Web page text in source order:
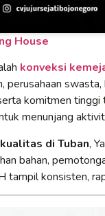
House
konveksi
perusahaan
komitmen
menunjang
di Tuban,
bahan,
tampil konsisten,